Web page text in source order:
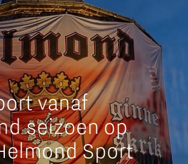
vanaf
seizoen op
Sport